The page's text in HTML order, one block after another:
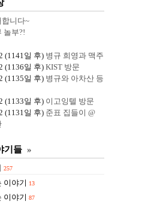
합니다~
놀부?!
(1141일 후) 병규 희영과 맥주
(1136일 후) KIST 방문
(1135일 후) 병규와 아차산 등
(1133일 후) 이고잉텔 방문
(1131일 후) 준표 집들이 @
기들 »
257
이야기 13
이야기 87